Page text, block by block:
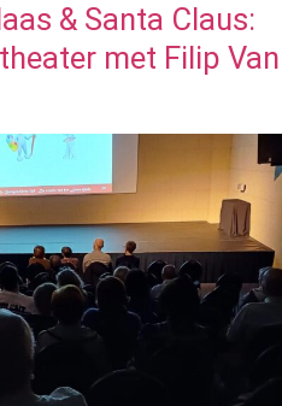
& Santa Claus:
met Filip Van